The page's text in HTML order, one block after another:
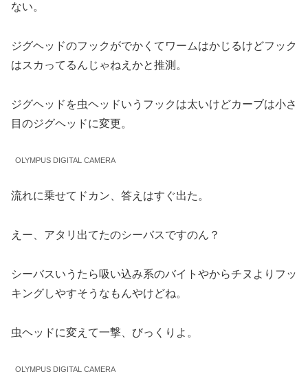
ない。
ジグヘッドのフックがでかくてワームはかじるけどフック
はスカってるんじゃねえかと推測。
ジグヘッドを虫ヘッドいうフックは太いけどカーブは小さ
目のジグヘッドに変更。
OLYMPUS DIGITAL CAMERA
流れに乗せてドカン、答えはすぐ出た。
えー、アタリ出てたのシーバスですのん？
シーバスいうたら吸い込み系のバイトやからチヌよりフッ
キングしやすそうなもんやけどね。
虫ヘッドに変えて一撃、びっくりよ。
OLYMPUS DIGITAL CAMERA